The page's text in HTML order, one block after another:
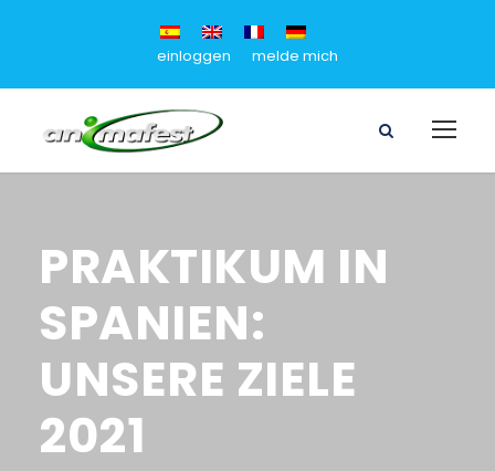
einloggen melde mich
PRAKTIKUM IN
SPANIEN:
UNSERE ZIELE
2021